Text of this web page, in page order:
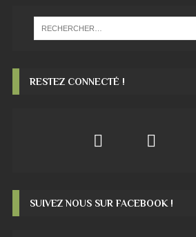
RESTEZ CONNECTÉ !
SUIVEZ NOUS SUR FACEBOOK !